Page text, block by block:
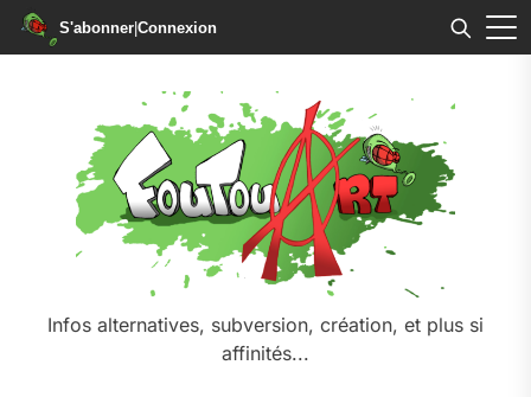
S'abonner|Connexion
Infos alternatives, subversion, création, et plus si
affinités...